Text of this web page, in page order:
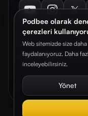
Podbee olarak
çerezleri
Web sitemizde size
faydalanıyoruz. Daha
inceleyebilirsiniz.
Yönet
© 2026. Podbee Media.
Çerez Tercihleri